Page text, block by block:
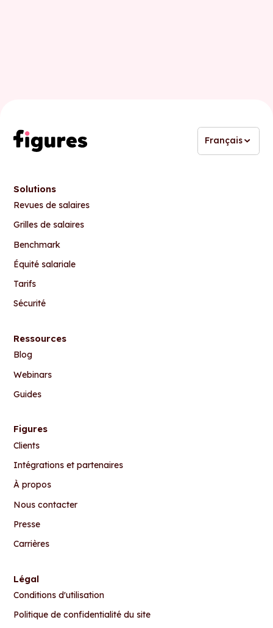
Français
Solutions
Revues de salaires
Grilles de salaires
Benchmark
Équité salariale
Tarifs
Sécurité
Ressources
Blog
Webinars
Guides
Figures
Clients
Intégrations et partenaires
À propos
Nous contacter
Presse
Carrières
Légal
Conditions d'utilisation
Politique de confidentialité du site